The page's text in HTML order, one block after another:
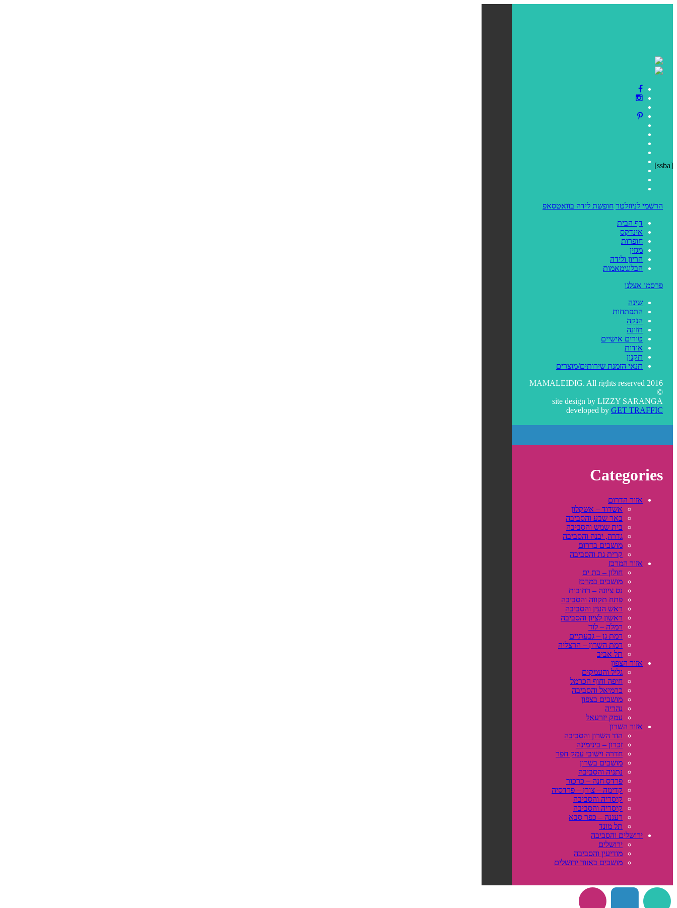
הרשמי לניוזלטר חופשת לידה בוואטסאפ
דף הבית
אינדקס
חופרות
מגזין
הריון ולידה
הבלוגימאמות
פרסמו אצלנו
שינה
התפתחות
הנקה
תזונה
טורים אישיים
אודות
תקנון
תנאי הזמנת שירותים/מוצרים
MAMALEIDIG. All rights reserved 2016
©
site design by LIZZY SARANGA
developed by GET TRAFFIC
Categories
אזור הדרום
אשדוד – אשקלון
באר שבע והסביבה
בית שמש והסביבה
גדרה, יבנה והסביבה
מושבים בדרום
קרית גת והסביבה
אזור המרכז
חולון – בת ים
מושבים במרכז
נס ציונה – רחובות
פתח תקווה והסביבה
ראש העין והסביבה
ראשון לציון והסביבה
רמלה – לוד
רמת גן – גבעתיים
רמת השרון – הרצליה
תל אביב
אזור הצפון
גליל והעמקים
חיפה וחוף הכרמל
כרמיאל והסביבה
מושבים בצפון
נהריה
עמק יזרעאל
אזור השרון
הוד השרון והסביבה
זכרון – בינימינה
חדרה וישובי עמק חפר
מושבים בשרון
נתניה והסביבה
פרדס חנה – כרכור
קדימה – צורן – פרדסיה
קיסריה והסביבה
קיסריה והסביבה
רעננה – כפר סבא
תל מונד
ירושלים והסביבה
ירושלים
מודיעין והסביבה
מושבים באזור ירושלים
[ssba]